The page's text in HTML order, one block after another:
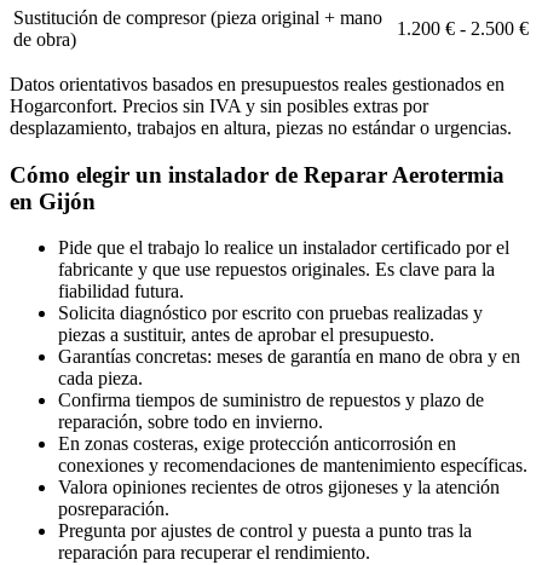
Sustitución de compresor (pieza original + mano
de obra)
1.200 € - 2.500 €
Datos orientativos basados en presupuestos reales gestionados en
Hogarconfort. Precios sin IVA y sin posibles extras por
desplazamiento, trabajos en altura, piezas no estándar o urgencias.
Cómo elegir un instalador de Reparar Aerotermia
en Gijón
Pide que el trabajo lo realice un instalador certificado por el
fabricante y que use repuestos originales. Es clave para la
fiabilidad futura.
Solicita diagnóstico por escrito con pruebas realizadas y
piezas a sustituir, antes de aprobar el presupuesto.
Garantías concretas: meses de garantía en mano de obra y en
cada pieza.
Confirma tiempos de suministro de repuestos y plazo de
reparación, sobre todo en invierno.
En zonas costeras, exige protección anticorrosión en
conexiones y recomendaciones de mantenimiento específicas.
Valora opiniones recientes de otros gijoneses y la atención
posreparación.
Pregunta por ajustes de control y puesta a punto tras la
reparación para recuperar el rendimiento.